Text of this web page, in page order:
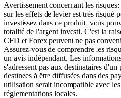
Avertissement concernant les
sur les effets de levier est très risqué
investissez dans ce produit, vous
totalité de l'argent investi. C'est la
CFD et Forex peuvent ne pas
Assurez-vous de comprendre les
un avis indépendant. Les
s'adressent pas aux destinataires
destinées à être diffusées dans des
utilisation serait incompatible avec
réglementations locales.